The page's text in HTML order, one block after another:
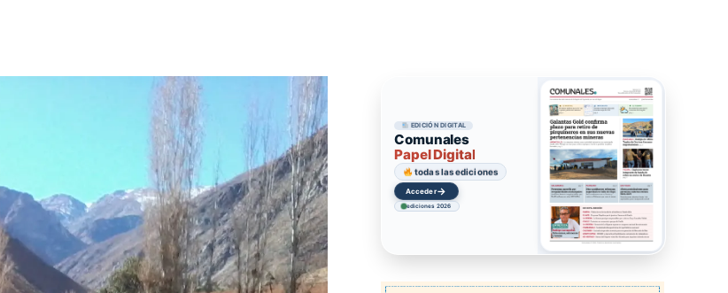
EDICIÓN DIGITAL
Comunales
Papel Digital
todas las ediciones
Acceder→
ediciones 2026